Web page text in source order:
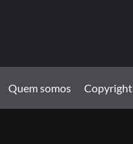
Quem somos Copyright